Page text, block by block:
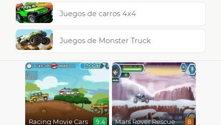
Juegos de carros 4x4
Juegos de Monster Truck
Racing Movie Cars 9.4 Mars Rover Rescue 8